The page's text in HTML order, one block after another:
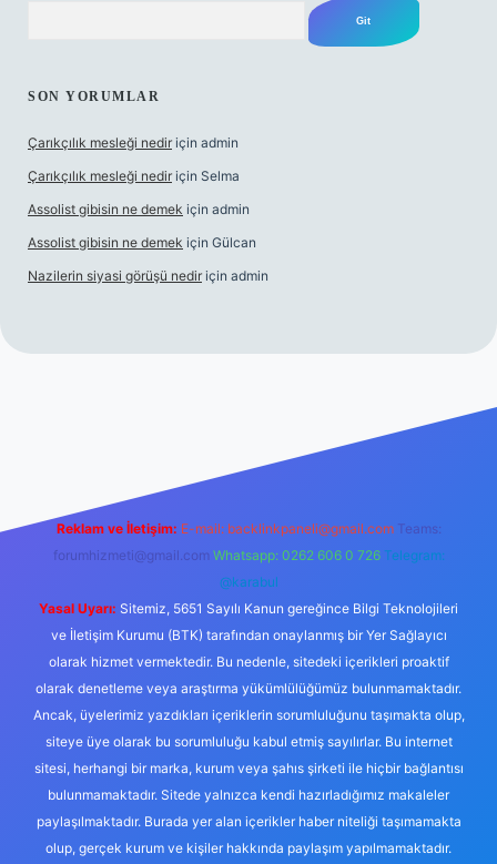
SON YORUMLAR
Çarıkçılık mesleği nedir için admin
Çarıkçılık mesleği nedir için Selma
Assolist gibisin ne demek için admin
Assolist gibisin ne demek için Gülcan
Nazilerin siyasi görüşü nedir için admin
Reklam ve İletişim: E-mail: backlinkpaneli@gmail.com Teams:
forumhizmeti@gmail.com Whatsapp: 0262 606 0 726 Telegram:
@karabul
Yasal Uyarı: Sitemiz, 5651 Sayılı Kanun gereğince Bilgi Teknolojileri
ve İletişim Kurumu (BTK) tarafından onaylanmış bir Yer Sağlayıcı
olarak hizmet vermektedir. Bu nedenle, sitedeki içerikleri proaktif
olarak denetleme veya araştırma yükümlülüğümüz bulunmamaktadır.
Ancak, üyelerimiz yazdıkları içeriklerin sorumluluğunu taşımakta olup,
siteye üye olarak bu sorumluluğu kabul etmiş sayılırlar. Bu internet
sitesi, herhangi bir marka, kurum veya şahıs şirketi ile hiçbir bağlantısı
bulunmamaktadır. Sitede yalnızca kendi hazırladığımız makaleler
paylaşılmaktadır. Burada yer alan içerikler haber niteliği taşımamakta
olup, gerçek kurum ve kişiler hakkında paylaşım yapılmamaktadır.